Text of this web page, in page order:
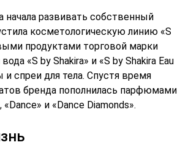
начала развивать собственный
косметологическую линию «S
продуктами торговой марки
«S by Shakira» и «S by Shakira Eau
и спреи для тела. Спустя время
бренда пополнилась парфюмами
«Dance» и «Dance Diamonds».